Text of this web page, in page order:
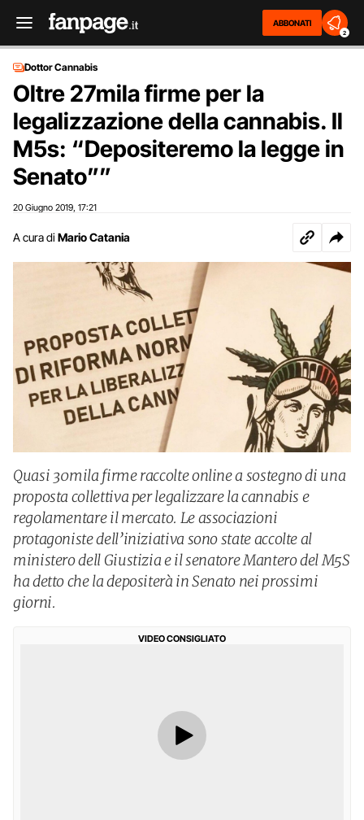
ABBONATI
2
Dottor Cannabis
Oltre 27mila firme per la
legalizzazione della cannabis. Il
M5s: “Depositeremo la legge in
Senato””
20 Giugno 2019 17:21
A cura di Mario Catania
Quasi 30mila firme raccolte online a sostegno di una
proposta collettiva per legalizzare la cannabis e
regolamentare il mercato. Le associazioni
protagoniste dell’iniziativa sono state accolte al
ministero dell Giustizia e il senatore Mantero del M5S
ha detto che la depositerà in Senato nei prossimi
giorni.
VIDEO CONSIGLIATO